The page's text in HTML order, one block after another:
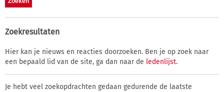
Zoekresultaten
Hier kan je nieuws en reacties doorzoeken. Ben je op zoek naar
een bepaald lid van de site, ga dan naar de ledenlijst.
Je hebt veel zoekopdrachten gedaan gedurende de laatste